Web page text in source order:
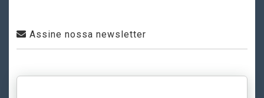
Assine nossa newsletter